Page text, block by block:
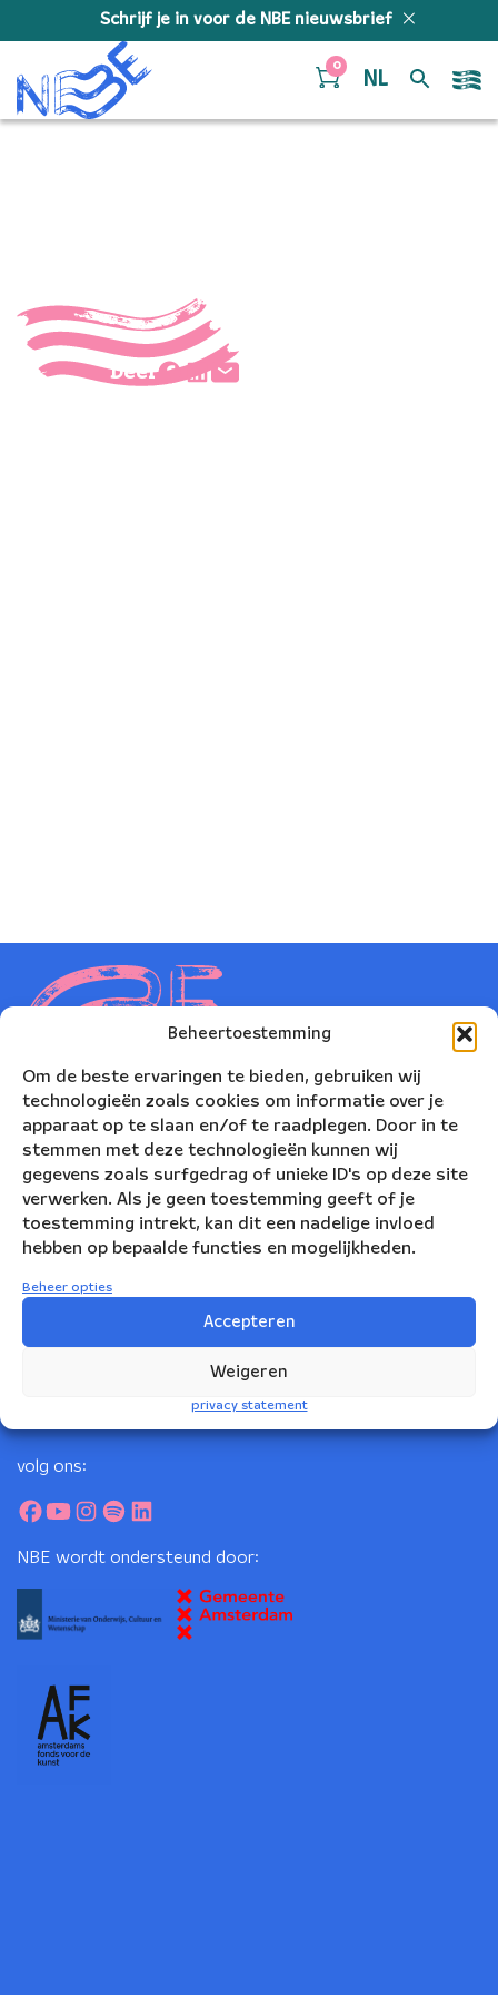
Beheertoestemming
Om de beste ervaringen te bieden, gebruiken wij
technologieën zoals cookies om informatie over je
apparaat op te slaan en/of te raadplegen. Door in te
stemmen met deze technologieën kunnen wij
gegevens zoals surfgedrag of unieke ID's op deze site
verwerken. Als je geen toestemming geeft of je
toestemming intrekt, kan dit een nadelige invloed
hebben op bepaalde functies en mogelijkheden.
Beheer opties
Accepteren
Weigeren
privacy statement
Schrijf je in voor de NBE nieuwsbrief
0
NL
Deel
Nederlands Blazers Ensemble
Korte Leidsedwarsstraat 12
volg ons:
NBE wordt ondersteund door: